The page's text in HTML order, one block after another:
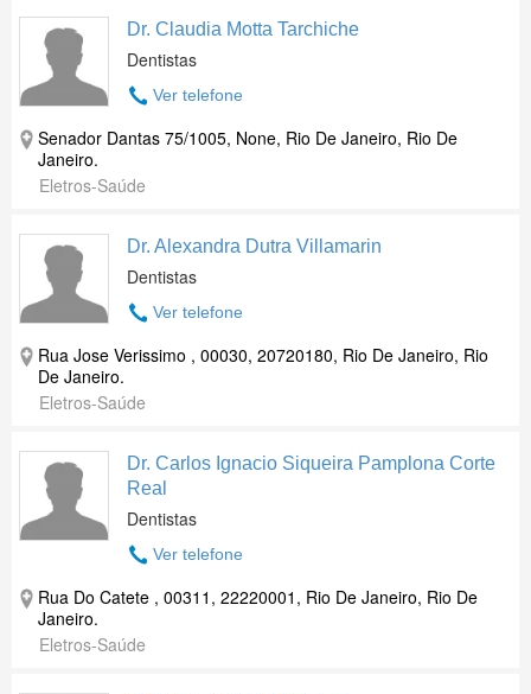
Dr. Claudia Motta Tarchiche
Dentistas
Ver telefone
Senador Dantas 75/1005, None, Rio De Janeiro, Rio De
Janeiro.
Eletros-Saúde
Dr. Alexandra Dutra Villamarin
Dentistas
Ver telefone
Rua Jose Verissimo , 00030, 20720180, Rio De Janeiro, Rio
De Janeiro.
Eletros-Saúde
Dr. Carlos Ignacio Siqueira Pamplona Corte
Real
Dentistas
Ver telefone
Rua Do Catete , 00311, 22220001, Rio De Janeiro, Rio De
Janeiro.
Eletros-Saúde